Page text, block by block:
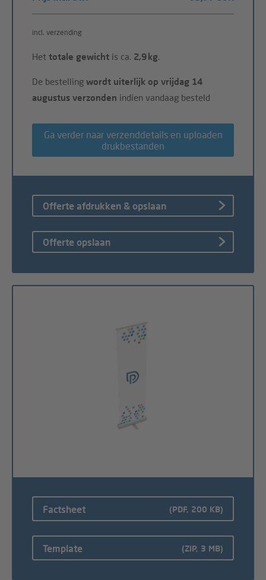
incl. verzending
Het totale gewicht is ca. 2,9 kg.
De bestelling wordt uiterlijk op vrijdag 14
augustus verzonden indien vandaag besteld
Ga verder naar verzenddetails en uploaden
drukbestanden
Offerte afdrukken & opslaan
Offerte opslaan
Factsheet (PDF, 200 KB)
Template (ZIP, 3 MB)